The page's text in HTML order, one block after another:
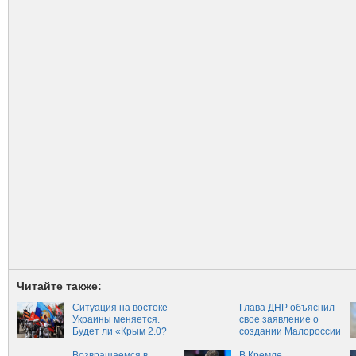
Читайте также:
Ситуация на востоке
Украины меняется.
Будет ли «Крым 2.0?
Глава ДНР объяснил
свое заявление о
создании Малороссии